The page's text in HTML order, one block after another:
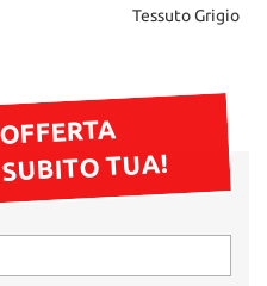
Tessuto Grigio
TUA!